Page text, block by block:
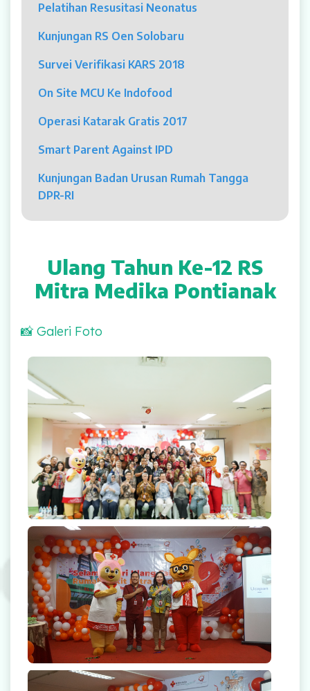
Pelayanan
Rawat Jalan
Rawat Inap
Kamar Operasi
Rehabilitasi Medik
UGD
Laboratorium
Radiologi
Farmasi
Ambulans
Artikel
Promo
Video Edukasi Kesehatan
Majalah
Berita & Informasi Kesehatan
Kegiatan
Menu Lain-lain
Pelatihan Resusitasi Neonatus
Kunjungan RS Oen Solobaru
Survei Verifikasi KARS 2018
On Site MCU Ke Indofood
Operasi Katarak Gratis 2017
Smart Parent Against IPD
Kunjungan Badan Urusan Rumah Tangga
DPR-RI
Ulang Tahun Ke-12 RS
Mitra Medika Pontianak
📸 Galeri Foto
Launching Maskot Resmi RS Mitra Medika, Phill & Lily
Launching Salam Mitra Medika